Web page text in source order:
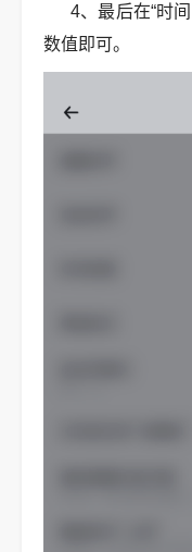
4、最后在“时间
数值即可。